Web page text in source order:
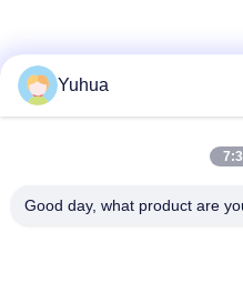
Yuhua
Good day, what product are